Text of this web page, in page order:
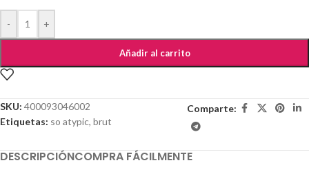
- +
Añadir al carrito
SKU: 400093046002
Etiquetas: so atypic, brut
Comparte:
DESCRIPCIÓNCOMPRA FÁCILMENTE